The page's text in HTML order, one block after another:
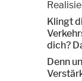
Klingt
dich?
Denn